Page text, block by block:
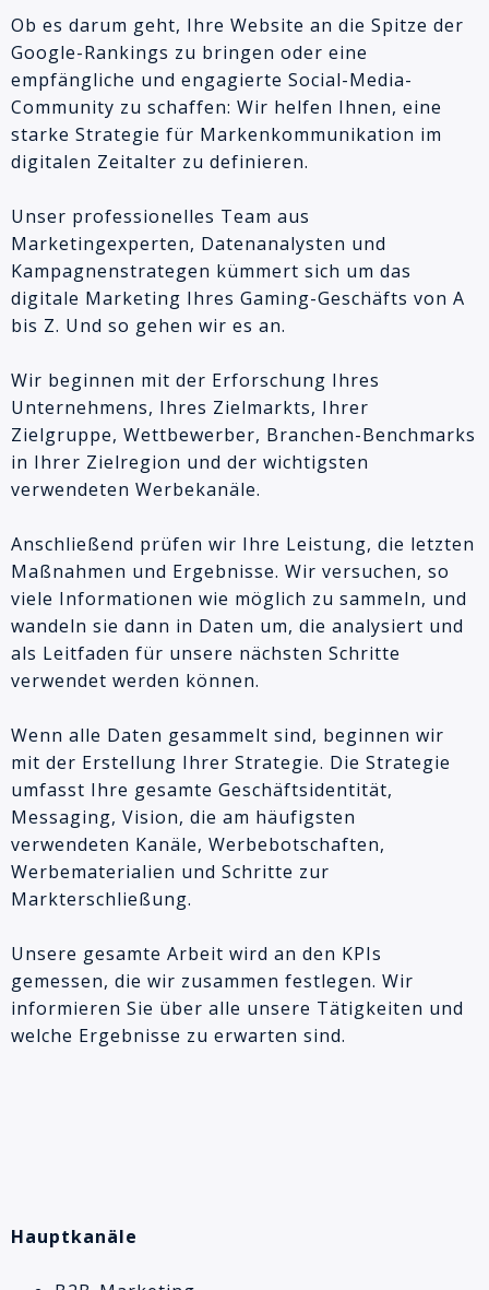
Ob es darum geht, Ihre Website an die Spitze der
Google-Rankings zu bringen oder eine
empfängliche und engagierte Social-Media-
Community zu schaffen: Wir helfen Ihnen, eine
starke Strategie für Markenkommunikation im
digitalen Zeitalter zu definieren.
Unser professionelles Team aus
Marketingexperten, Datenanalysten und
Kampagnenstrategen kümmert sich um das
digitale Marketing Ihres Gaming-Geschäfts von A
bis Z. Und so gehen wir es an.
Wir beginnen mit der Erforschung Ihres
Unternehmens, Ihres Zielmarkts, Ihrer
Zielgruppe, Wettbewerber, Branchen-Benchmarks
in Ihrer Zielregion und der wichtigsten
verwendeten Werbekanäle.
Anschließend prüfen wir Ihre Leistung, die letzten
Maßnahmen und Ergebnisse. Wir versuchen, so
viele Informationen wie möglich zu sammeln, und
wandeln sie dann in Daten um, die analysiert und
als Leitfaden für unsere nächsten Schritte
verwendet werden können.
Wenn alle Daten gesammelt sind, beginnen wir
mit der Erstellung Ihrer Strategie. Die Strategie
umfasst Ihre gesamte Geschäftsidentität,
Messaging, Vision, die am häufigsten
verwendeten Kanäle, Werbebotschaften,
Werbematerialien und Schritte zur
Markterschließung.
Unsere gesamte Arbeit wird an den KPIs
gemessen, die wir zusammen festlegen. Wir
informieren Sie über alle unsere Tätigkeiten und
welche Ergebnisse zu erwarten sind.
Hauptkanäle